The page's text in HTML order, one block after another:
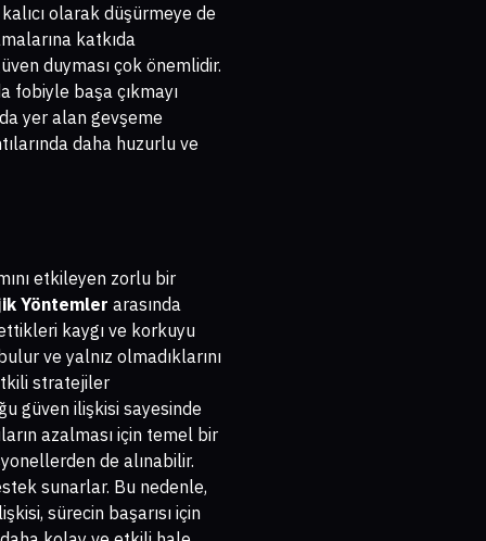
olarak düşürmeye de
katkıda
duyması çok önemlidir.
fobiyle başa çıkmayı
yer alan gevşeme
daha huzurlu ve
etkileyen zorlu bir
Yöntemler arasında
kaygı ve korkuyu
ve yalnız olmadıklarını
stratejiler
güven ilişkisi sayesinde
azalması için temel bir
de alınabilir.
sunarlar. Bu nedenle,
sürecin başarısı için